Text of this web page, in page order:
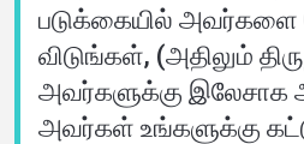
படுக்கையில் அவர்களை
விடுங்கள், (அதிலும்
அவர்களுக்கு இலேசாக
அவர்கள் உங்களுக்கு